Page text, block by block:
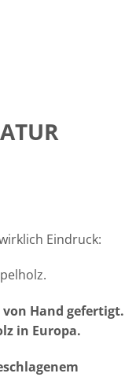
Eindruck:
Hand gefertigt.
in Europa.